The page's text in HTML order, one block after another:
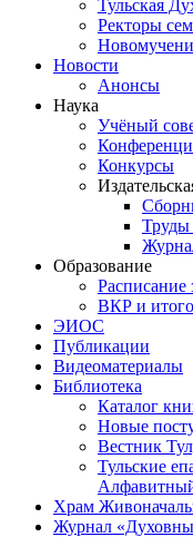
Тульская
Ректоры
Новости
Анонсы
Наука
Учёный
Конкурсы
Труды
Образование
Расписание
ВКР и
ЭИОС
Публикации
Видеоматериалы
Библиотека
Каталог
Новые
Вестник
Тульские
Алфавитный
Храм
Журнал